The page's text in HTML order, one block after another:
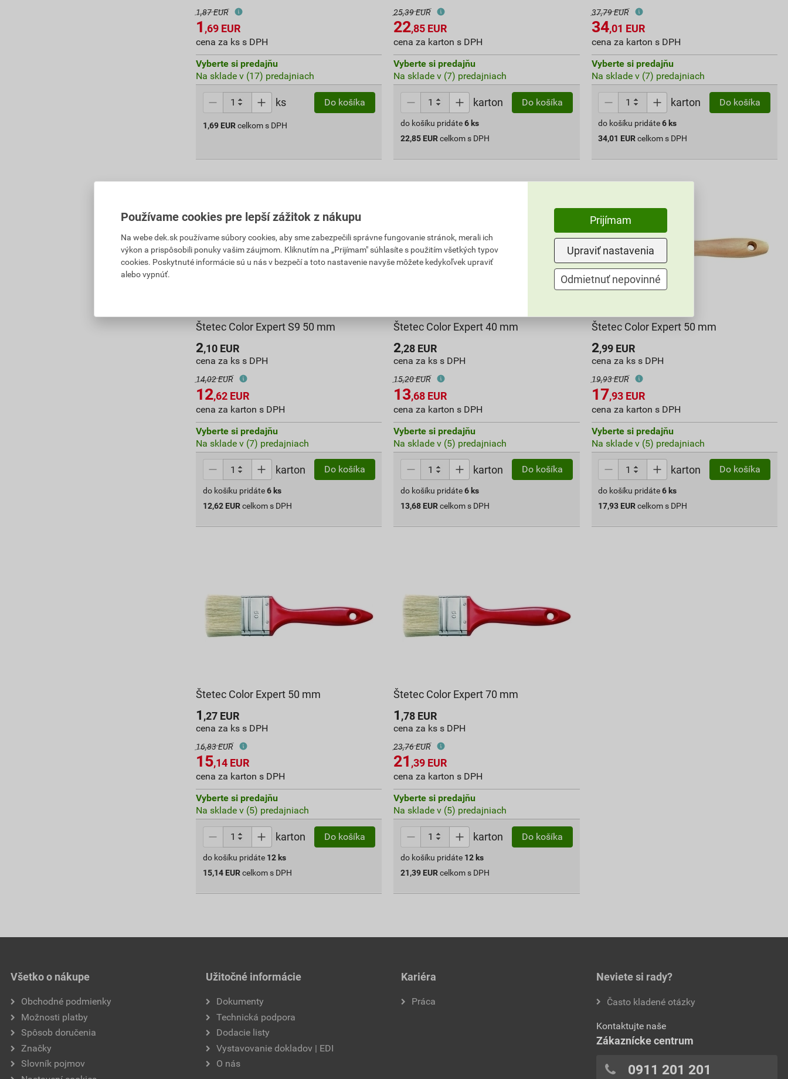
1,87 EUR
1 ,69 EUR
cena za ks s DPH
Vyberte si predajňu
Na sklade v (17) predajniach
ks Do košíka
1,69 EUR celkom s DPH
25,39 EUR
22,85 EUR
cena za karton s DPH
Vyberte si predajňu
Na sklade v (7) predajniach
karton Do košíka
do košíku pridáte6 ks
22,85 EURcelkom s DPH
37,79 EUR
34,01 EUR
cena za karton s DPH
Vyberte si predajňu
Na sklade v (7) predajniach
karton Do košíka
do košíku pridáte 6 ks
34,01 EUR celkom s DPH
Štetec Color Expert S9 50 mm
2,10 EUR
cena za ks s DPH
14,02 EUR
12,62 EUR
cena za karton s DPH
Vyberte si predajňu
Na sklade v (7) predajniach
karton Do košíka
do košíku pridáte 6 ks
12,62 EUR celkom s DPH
Štetec Color Expert 40 mm
2,28 EUR
cena za ks s DPH
15,20 EUR
13,68 EUR
cena za karton s DPH
Vyberte si predajňu
Na sklade v (5) predajniach
karton Do košíka
do košíku pridáte6 ks
13,68 EURcelkom s DPH
Štetec Color Expert 50 mm
2,99EUR
cena za ks s DPH
19,93 EUR
17,93EUR
cena za karton s DPH
Vyberte si predajňu
Na sklade v (5) predajniach
karton Do košíka
do košíku pridáte 6 ks
17,93 EUR celkom s DPH
Štetec Color Expert 50 mm
1 ,27 EUR
cena za ks s DPH
16,83 EUR
15,14 EUR
cena za karton s DPH
Vyberte si predajňu
Na sklade v (5) predajniach
karton Do košíka
do košíku pridáte 12 ks
15,14 EUR celkom s DPH
Štetec Color Expert 70 mm
1 ,78 EUR
cena za ks s DPH
23,76 EUR
21 ,39 EUR
cena za karton s DPH
Vyberte si predajňu
Na sklade v (5) predajniach
karton Do košíka
do košíku pridáte 12 ks
21,39 EURcelkom s DPH
Všetko o nákupe
Obchodné podmienky
Možnosti platby
Spôsob doručenia
Značky
Slovník pojmov
Užitočné informácie
Dokumenty
Technická podpora
Dodacie listy
Vystavovanie dokladov | EDI
O nás
Kariéra
Práca
Neviete si rady?
Často kladené otázky
Kontaktujte naše
Zákaznícke centrum
0911 201 201
Používame cookies pre lepší zážitok z nákupu
Na webe dek.sk používame súbory cookies, aby sme zabezpečili správne fungovanie stránok, merali ich
výkon a prispôsobili ponuky vašim záujmom. Kliknutím na „Prijímam" súhlasíte s použitím všetkých typov
cookies. Poskytnuté informácie sú u nás v bezpečí a toto nastavenie navyše môžete kedykoľvek upraviť
alebo vypnúť.
Prijímam
Upraviť nastavenia
Odmietnuť nepovinné